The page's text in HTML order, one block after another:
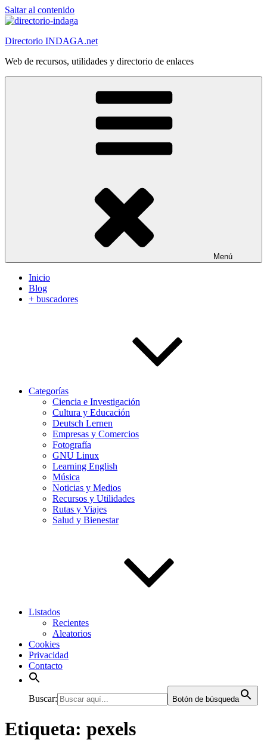
Saltar al contenido
Directorio INDAGA.net
Web de recursos, utilidades y directorio de enlaces
Menú
Inicio
Blog
+ buscadores
Categorías
Ciencia e Investigación
Cultura y Educación
Deutsch Lernen
Empresas y Comercios
Fotografía
GNU Linux
Learning English
Música
Noticias y Medios
Recursos y Utilidades
Rutas y Viajes
Salud y Bienestar
Listados
Recientes
Aleatorios
Cookies
Privacidad
Contacto
Buscar: Botón de búsqueda
Etiqueta: pexels